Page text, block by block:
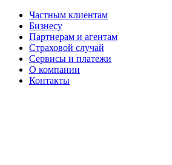
Частным клиентам
Бизнесу
Партнерам и агентам
Страховой случай
Сервисы и платежи
О компании
Контакты